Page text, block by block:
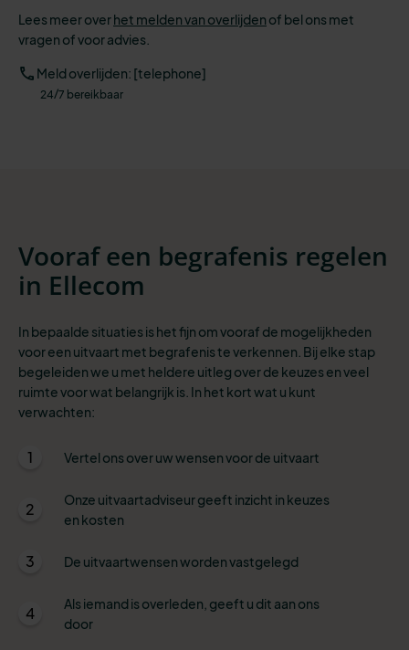
Lees meer overhet melden van overlijden of bel ons met
vragen of voor advies.
Meld overlijden: [telephone]
24/7 bereikbaar
Vooraf een begrafenis regelen
in Ellecom
In bepaalde situaties is het fijn om vooraf de mogelijkheden
voor een uitvaart met begrafenis te verkennen. Bij elke stap
begeleiden we u met heldere uitleg over de keuzes en veel
ruimte voor wat belangrijk is. In het kort wat u kunt
verwachten:
1 Vertel ons over uw wensen voor de uitvaart
2
Onze uitvaartadviseur geeft inzicht in keuzes
en kosten
3 De uitvaartwensen worden vastgelegd
4
Als iemand is overleden, geeft u dit aan ons
door